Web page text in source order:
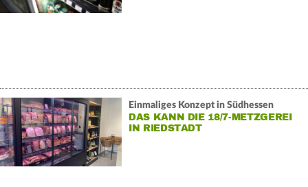
Einmaliges Konzept in Südhessen
DAS KANN DIE 18/7-METZGEREI
IN RIEDSTADT